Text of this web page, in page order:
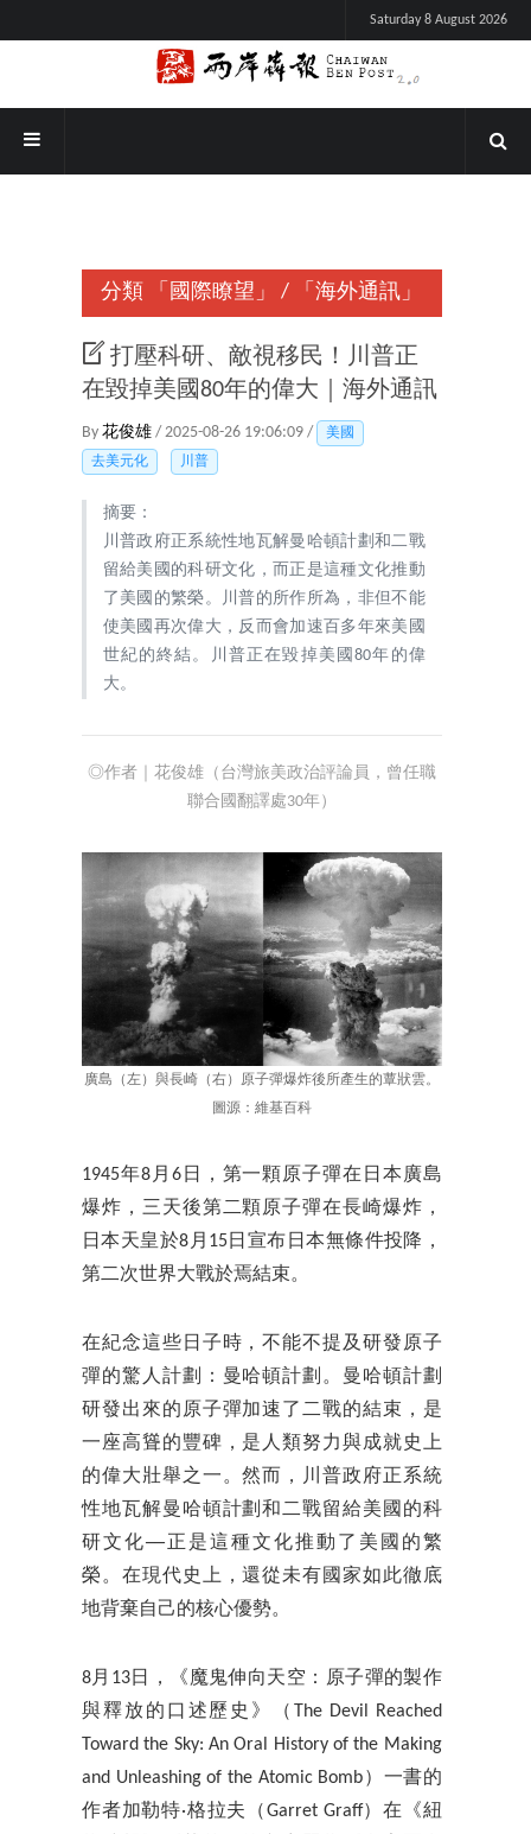
Saturday 8 August 2026
分類 「國際瞭望」 / 「海外通訊」
打壓科研、敵視移民！川普正
在毀掉美國80年的偉大｜海外通訊
By 花俊雄 / 2025-08-26 19:06:09 /
美國
去美元化
川普
摘要：
川普政府正系統性地瓦解曼哈頓計劃和二戰
留給美國的科研文化，而正是這種文化推動
了美國的繁榮。川普的所作所為，非但不能
使美國再次偉大，反而會加速百多年來美國
世紀的終結。川普正在毀掉美國80年的偉
大。
◎作者｜花俊雄（台灣旅美政治評論員，曾任職
聯合國翻譯處30年）
廣島（左）與長崎（右）原子彈爆炸後所產生的蕈狀雲。
圖源：維基百科
1945年8月6日，第一顆原子彈在日本廣島
爆炸，三天後第二顆原子彈在長崎爆炸，
日本天皇於8月15日宣布日本無條件投降，
第二次世界大戰於焉結束。
在紀念這些日子時，不能不提及研發原子
彈的驚人計劃：曼哈頓計劃。曼哈頓計劃
研發出來的原子彈加速了二戰的結束，是
一座高聳的豐碑，是人類努力與成就史上
的偉大壯舉之一。然而，川普政府正系統
性地瓦解曼哈頓計劃和二戰留給美國的科
研文化──正是這種文化推動了美國的繁
榮。在現代史上，還從未有國家如此徹底
地背棄自己的核心優勢。
8月13日，《魔鬼伸向天空：原子彈的製作
與釋放的口述歷史》（The Devil Reached
Toward the Sky: An Oral History of the Making
and Unleashing of the Atomic Bomb）一書的
作者加勒特·格拉夫（Garret Graff）在《紐